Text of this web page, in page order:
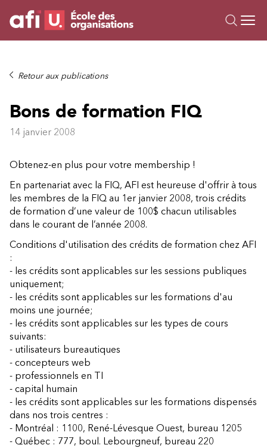
Formations
Sur mesure
À propos
Retour aux publications
Bons de formation FIQ
14 janvier 2008
Obtenez-en plus pour votre membership !
En partenariat avec la FIQ, AFI est heureuse d'offrir à tous
les membres de la FIQ au 1er janvier 2008, trois crédits
de formation d’une valeur de 100$ chacun utilisables
dans le courant de l’année 2008.
Conditions d'utilisation des crédits de formation chez AFI
:
- les crédits sont applicables sur les sessions publiques
uniquement;
- les crédits sont applicables sur les formations d'au
moins une journée;
- les crédits sont applicables sur les types de cours
suivants:
- utilisateurs bureautiques
- concepteurs web
- professionnels en TI
- capital humain
- les crédits sont applicables sur les formations dispensés
dans nos trois centres :
- Montréal : 1100, René-Lévesque Ouest, bureau 1205
- Québec : 777, boul. Lebourgneuf, bureau 220